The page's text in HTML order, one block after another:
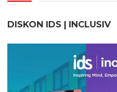
DISKON IDS | INCLUSIV